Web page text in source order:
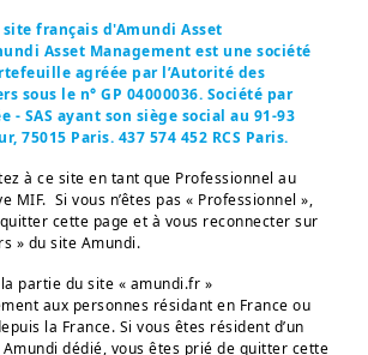
des opportunités
dans les obligations
d'État mondiales et
de haute qualité peuvent
investisseurs des revenus
et la possibilité de
monétaires.
français d'Amundi Asset
Asset Management est une société
agréée par l’Autorité des
sous le n° GP 04000036. Société par
- SAS ayant son siège social au 91-93
75015 Paris. 437 574 452 RCS Paris.
à ce site en tant que Professionnel au
MIF. Si vous n’êtes pas « Professionnel »,
cette page et à vous reconnecter sur
» du site Amundi.
partie du site « amundi.fr »
aux personnes résidant en France ou
la France. Si vous êtes résident d’un
Amundi dédié, vous êtes prié de quitter cette
sont destinées exclusivement aux
au sens de la Directive
avril 2004 « MIF »  et des articles 314-4
Général de l’AMF. Elles ne
grand public ou aux particuliers non-
sens de toute règlementation locale, ni
telle que cette expression est définie
du U.S. Securities Act de 1933.
contractuelles ne constituent en
d’achat, une sollicitation de vente ou